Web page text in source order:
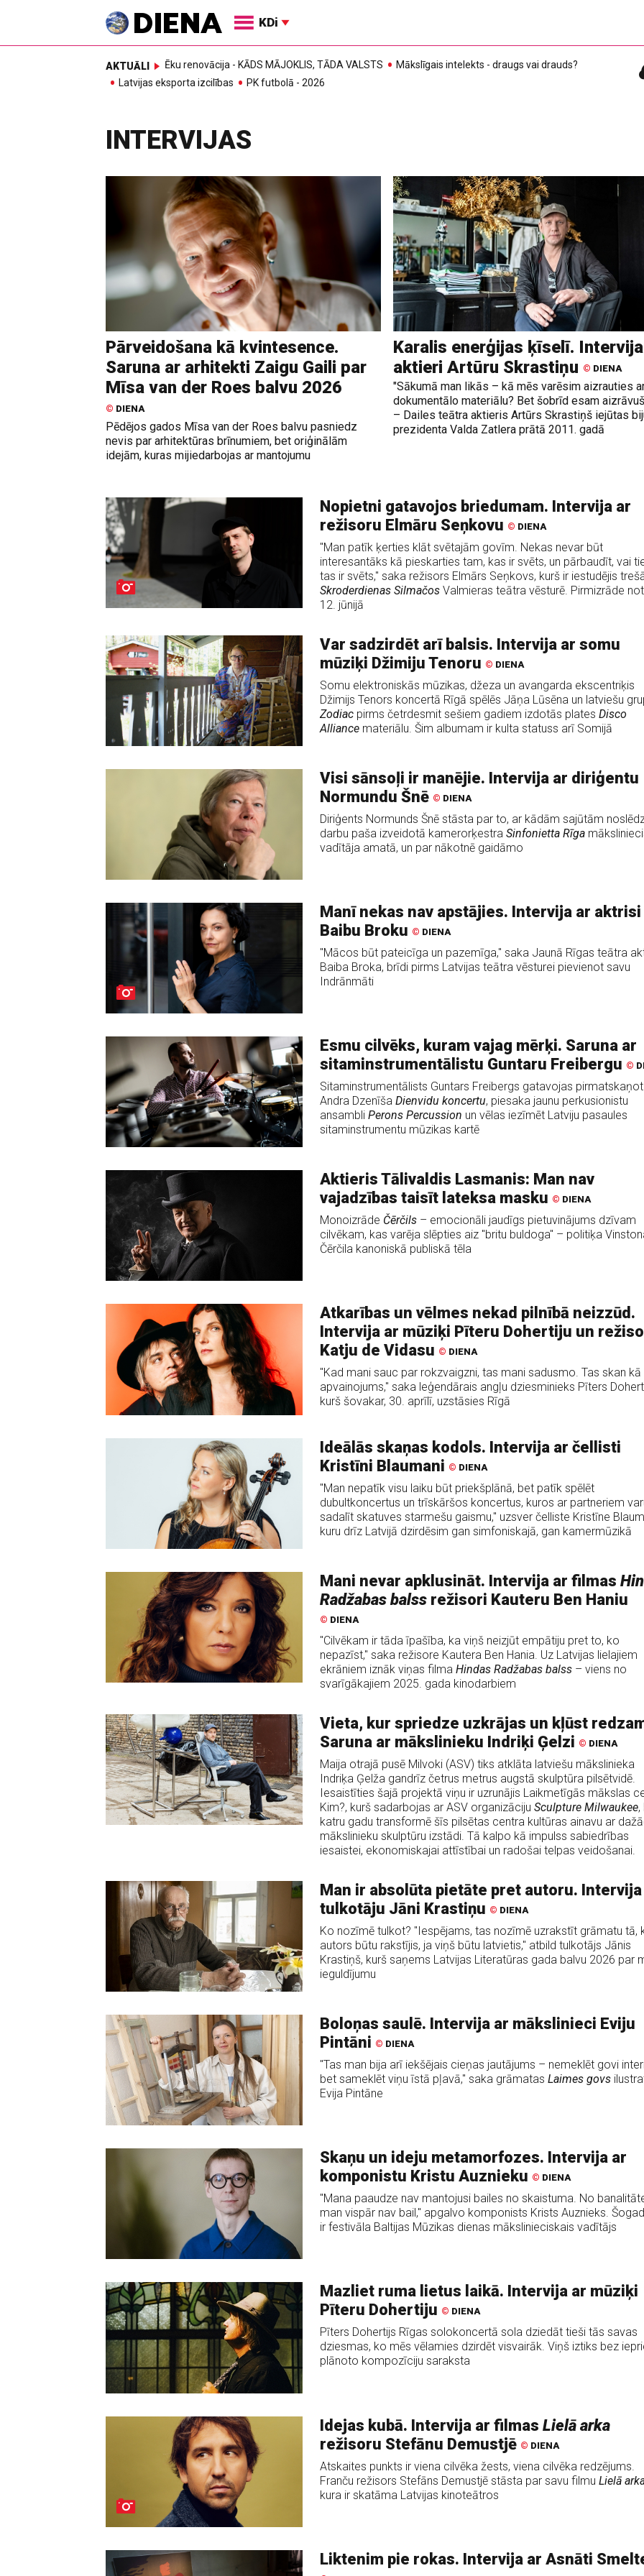
KDi
AKTUĀLI Ēku renovācija - KĀDS MĀJOKLIS, TĀDA VALSTS
Mākslīgais intelekts - draugs vai drauds?
Latvijas eksporta izcilības
PK futbolā - 2026
INTERVIJAS
Pārveidošana kā kvintesence.
Saruna ar arhitekti Zaigu Gaili par
Mīsa van der Roes balvu 2026
© DIENA
Pēdējos gados Mīsa van der Roes balvu pasniedz
nevis par arhitektūras brīnumiem, bet oriģinālām
idejām, kuras mijiedarbojas ar mantojumu
Karalis enerģijas ķīselī.
aktieri Artūru Skrastiņu © DIENA
"Sākumā man likās – kā mēs varēsim aizrauties
dokumentālo materiālu? Bet šobrīd esam
– Dailes teātra aktieris Artūrs Skrastiņš iejūtas
prezidenta Valda Zatlera prātā 2011. gadā
Nopietni gatavojos briedumam. Intervija ar
režisoru Elmāru Seņkovu © DIENA
"Man patīk ķerties klāt svētajām govīm. Nekas nevar būt
interesantāks kā pieskarties tam, kas ir svēts, un pārbaudīt, vai
tas ir svēts," saka režisors Elmārs Seņkovs, kurš ir iestudējis
Skroderdienas SilmačosValmieras teātra vēsturē. Pirmizrāde
12. jūnijā
Var sadzirdēt arī balsis. Intervija ar somu
mūziķi Džimiju Tenoru © DIENA
Somu elektroniskās mūzikas, džeza un avangarda ekscentriķis
Džimijs Tenors koncertā Rīgā spēlēs Jāņa Lūsēna un latviešu
Zodiacpirms četrdesmit sešiem gadiem izdotās plates Disco
Alliancemateriālu. Šim albumam ir kulta statuss arī Somijā
Visi sānsoļi ir manējie. Intervija ar diriģentu
Normundu Šnē © DIENA
Diriģents Normunds Šnē stāsta par to, ar kādām sajūtām
darbu paša izveidotā kamerorķestra Sinfonietta Rīga
vadītāja amatā, un par nākotnē gaidāmo
Manī nekas nav apstājies. Intervija ar aktrisi
Baibu Broku © DIENA
"Mācos būt pateicīga un pazemīga," saka Jaunā Rīgas teātra
Baiba Broka, brīdi pirms Latvijas teātra vēsturei pievienot savu
Indrānmāti
Esmu cilvēks, kuram vajag mērķi. Saruna ar
sitaminstrumentālistu Guntaru Freibergu ©
Sitaminstrumentālists Guntars Freibergs gatavojas pirmatskaņot
Andra Dzenīša Dienvidu koncertu, piesaka jaunu perkusionistu
ansambli Perons Percussion un vēlas iezīmēt Latviju pasaules
sitaminstrumentu mūzikas kartē
Aktieris Tālivaldis Lasmanis: Man nav
vajadzības taisīt lateksa masku © DIENA
Monoizrāde Čērčils– emocionāli jaudīgs pietuvinājums dzīvam
cilvēkam, kas varēja slēpties aiz "britu buldoga" – politiķa
Čērčila kanoniskā publiskā tēla
Atkarības un vēlmes nekad pilnībā neizzūd.
Intervija ar mūziķi Pīteru Dohertiju un
Katju de Vidasu © DIENA
"Kad mani sauc par rokzvaigzni, tas mani sadusmo. Tas skan kā
apvainojums," saka leģendārais angļu dziesminieks Pīters
kurš šovakar, 30. aprīlī, uzstāsies Rīgā
Ideālās skaņas kodols. Intervija ar čellisti
Kristīni Blaumani © DIENA
"Man nepatīk visu laiku būt priekšplānā, bet patīk spēlēt
dubultkoncertus un trīskāršos koncertus, kuros ar partneriem
sadalīt skatuves starmešu gaismu," uzsver čelliste Kristīne
kuru drīz Latvijā dzirdēsim gan simfoniskajā, gan kamermūzikā
Mani nevar apklusināt. Intervija ar filmas
Radžabas balssrežisori Kauteru Ben Haniu
© DIENA
"Cilvēkam ir tāda īpašība, ka viņš neizjūt empātiju pret to, ko
nepazīst," saka režisore Kautera Ben Hania. Uz Latvijas lielajiem
ekrāniem iznāk viņas filma Hindas Radžabas balss– viens no
svarīgākajiem 2025. gada kinodarbiem
Vieta, kur spriedze uzkrājas un kļūst
Saruna ar mākslinieku Indriķi Ģelzi © DIENA
Maija otrajā pusē Milvoki (ASV) tiks atklāta latviešu mākslinieka
Indriķa Ģelža gandrīz četrus metrus augstā skulptūra pilsētvidē.
Iesaistīties šajā projektā viņu ir uzrunājis Laikmetīgās mākslas
Kim?, kurš sadarbojas ar ASV organizāciju Sculpture Milwaukee,
katru gadu transformē šīs pilsētas centra kultūras ainavu ar
mākslinieku skulptūru izstādi. Tā kalpo kā impulss sabiedrības
iesaistei, ekonomiskajai attīstībai un radošai telpas veidošanai.
Man ir absolūta pietāte pret autoru. Intervija
tulkotāju Jāni Krastiņu © DIENA
Ko nozīmē tulkot? "Iespējams, tas nozīmē uzrakstīt grāmatu tā,
autors būtu rakstījis, ja viņš būtu latvietis," atbild tulkotājs Jānis
Krastiņš, kurš saņems Latvijas Literatūras gada balvu 2026 par
ieguldījumu
Boloņas saulē. Intervija ar mākslinieci Eviju
Pintāni © DIENA
"Tas man bija arī iekšējais cieņas jautājums – nemeklēt govi
bet sameklēt viņu īstā pļavā," saka grāmatas Laimes govs
Evija Pintāne
Skaņu un ideju metamorfozes. Intervija ar
komponistu Kristu Auznieku © DIENA
"Mana paaudze nav mantojusi bailes no skaistuma. No
man vispār nav bail," apgalvo komponists Krists Auznieks.
ir festivāla Baltijas Mūzikas dienas mākslinieciskais vadītājs
Mazliet ruma lietus laikā. Intervija ar mūziķi
Pīteru Dohertiju © DIENA
Pīters Dohertijs Rīgas solokoncertā sola dziedāt tieši tās savas
dziesmas, ko mēs vēlamies dzirdēt visvairāk. Viņš iztiks bez
plānoto kompozīciju saraksta
Idejas kubā. Intervija ar filmas Lielā arka
režisoru Stefānu Demustjē © DIENA
Atskaites punkts ir viena cilvēka žests, viena cilvēka redzējums.
Franču režisors Stefāns Demustjē stāsta par savu filmu Lielā
kura ir skatāma Latvijas kinoteātros
Liktenim pie rokas. Intervija ar Asnāti